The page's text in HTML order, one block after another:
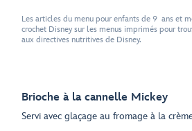
Les articles du menu pour enfants de 9 ans et
crochet Disney sur les menus imprimés pour
aux directives nutritives de Disney.
Brioche à la cannelle Mickey
Servi avec glaçage au fromage à la